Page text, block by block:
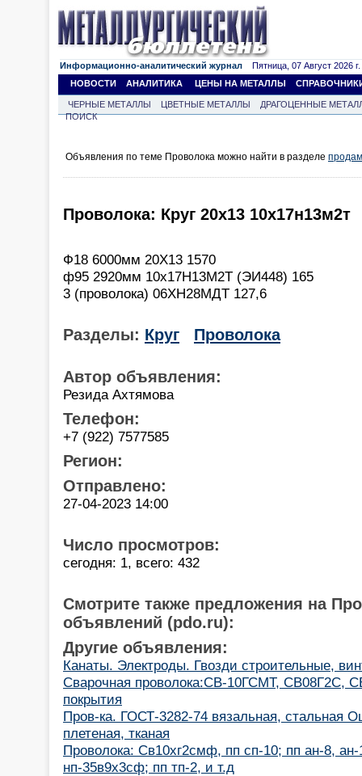
Информационно-аналитический журнал Пятница, 07 Август 2026 г.
НОВОСТИ
АНАЛИТИКА ЦЕНЫ НА МЕТАЛЛЫ
ЧЕРНЫЕ МЕТАЛЛЫ ЦВЕТНЫЕ МЕТАЛЛЫ
ДРАГОЦЕННЫЕ
ПОИСК
Объявления по теме Проволока можно найти в разделе
Проволока: Круг 20х13 10х17н13м2т
Ф18 6000мм 20Х13 1570
ф95 2920мм 10х17Н13М2Т (ЭИ448) 165
3 (проволока) 06ХН28МДТ 127,6
Разделы: Круг Проволока
Автор объявления:
Резида Ахтямова
Телефон:
+7 (922) 7577585
Регион:
Отправлено:
27-04-2023 14:00
Число просмотров:
сегодня: 1, всего: 432
Смотрите также предложения на
объявлений (pdo.ru):
Другие объявления:
Канаты. Электроды. Гвозди строительные,
Cварочная проволока:СВ-10ГСМТ, СВ08Г2С,
покрытия
Пров-ка. ГОСТ-3282-74 вязальная, стальная
плетеная, тканая
Проволока: Св10хг2смф, пп сп-10; пп ан-8, ан-
нп-35в9х3сф; пп тп-2, и т.д